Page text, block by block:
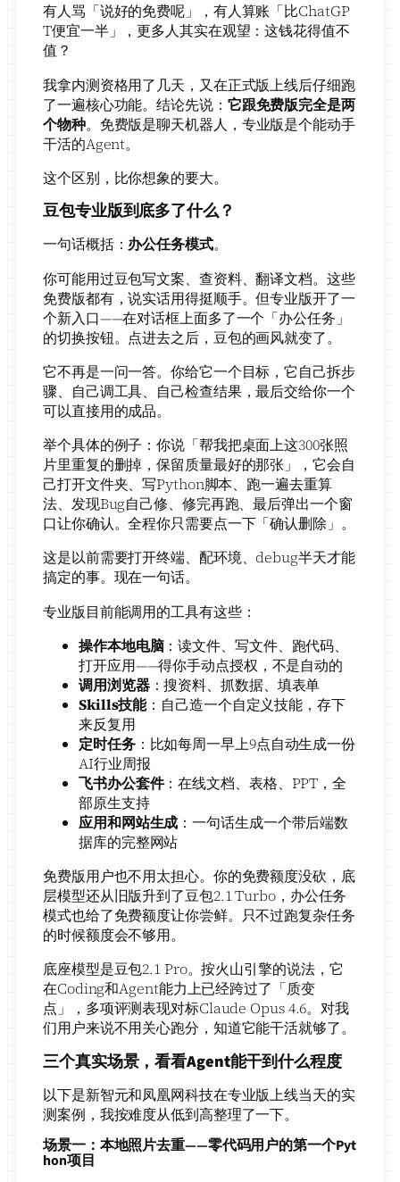
有人骂「说好的免费呢」，有人算账「比ChatGP
T便宜一半」，更多人其实在观望：这钱花得值不
值？
我拿内测资格用了几天，又在正式版上线后仔细跑
了一遍核心功能。结论先说： 它跟免费版完全是两
个物种。免费版是聊天机器人，专业版是个能动手
干活的Agent。
这个区别，比你想象的要大。
豆包专业版到底多了什么？
一句话概括： 办公任务模式。
你可能用过豆包写文案、查资料、翻译文档。这些
免费版都有，说实话用得挺顺手。但专业版开了一
个新入口——在对话框上面多了一个「办公任务」
的切换按钮。点进去之后，豆包的画风就变了。
它不再是一问一答。你给它一个目标，它自己拆步
骤、自己调工具、自己检查结果，最后交给你一个
可以直接用的成品。
举个具体的例子：你说「帮我把桌面上这300张照
片里重复的删掉，保留质量最好的那张」，它会自
己打开文件夹、写Python脚本、跑一遍去重算
法、发现Bug自己修、修完再跑、最后弹出一个窗
口让你确认。全程你只需要点一下「确认删除」。
这是以前需要打开终端、配环境、debug半天才能
搞定的事。现在一句话。
专业版目前能调用的工具有这些：
操作本地电脑：读文件、写文件、跑代码、
打开应用——得你手动点授权，不是自动的
调用浏览器：搜资料、抓数据、填表单
Skills技能：自己造一个自定义技能，存下
来反复用
定时任务：比如每周一早上9点自动生成一份
AI行业周报
飞书办公套件：在线文档、表格、PPT，全
部原生支持
应用和网站生成 ：一句话生成一个带后端数
据库的完整网站
免费版用户也不用太担心。你的免费额度没砍，底
层模型还从旧版升到了豆包2.1 Turbo，办公任务
模式也给了免费额度让你尝鲜。只不过跑复杂任务
的时候额度会不够用。
底座模型是豆包2.1 Pro。按火山引擎的说法，它
在Coding和Agent能力上已经跨过了「质变
点」，多项评测表现对标Claude Opus 4.6。对我
们用户来说不用关心跑分，知道它能干活就够了。
三个真实场景，看看Agent能干到什么程度
以下是新智元和凤凰网科技在专业版上线当天的实
测案例，我按难度从低到高整理了一下。
场景一：本地照片去重——零代码用户的第一个Pyt
hon项目